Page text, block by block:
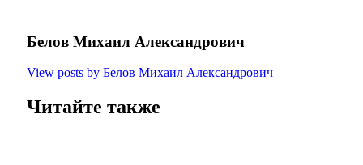
Белов Михаил Александрович
View posts by Белов Михаил Александрович
Читайте также